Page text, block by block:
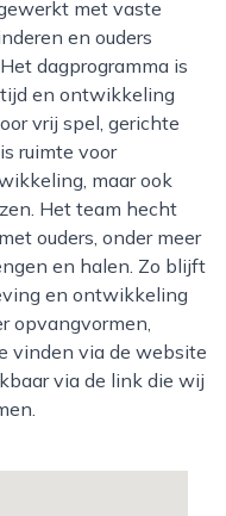
en ouders
dagprogramma is
en ontwikkeling
vrij spel, gerichte
ruimte voor
maar ook
Het team hecht
ouders, onder meer
en halen. Zo blijft
en ontwikkeling
opvangvormen,
vinden via de website
via de link die wij